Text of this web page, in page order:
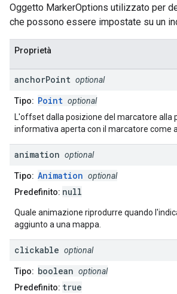
Oggetto MarkerOptions utilizzato per
che possono essere impostate su un
Proprietà
anchorPoint optional
Tipo: Point optional
L'offset dalla posizione del marcatore alla
informativa aperta con il marcatore come
animation optional
Tipo: Animation optional
Predefinito: null
Quale animazione riprodurre quando
aggiunto a una mappa.
clickable optional
Tipo: boolean optional
Predefinito: true